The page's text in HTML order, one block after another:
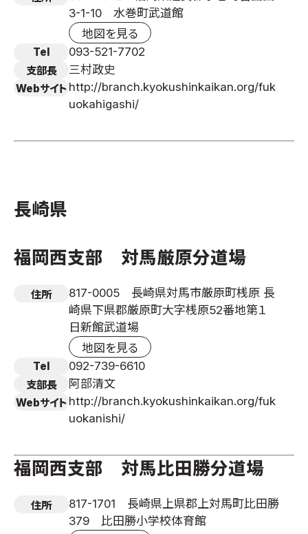
3-1-10 水巻町武道館
地図を見る
Tel 093-521-7702
支部長 三村政史
Webサイト http://branch.kyokushinkaikan.org/fuk
uokahigashi/
長崎県
福岡西支部 対馬厳原分道場
住所
817-0005 長崎県対馬市厳原町桟原 長
崎県下県郡厳原町大字桟原52番地第１
日新館武道場
地図を見る
Tel 092-739-6610
支部長 阿部清文
Webサイト http://branch.kyokushinkaikan.org/fuk
uokanishi/
福岡西支部 対馬比田勝分道場
住所
817-1701 長崎県上県郡上対馬町比田勝
379 比田勝小学校体育館